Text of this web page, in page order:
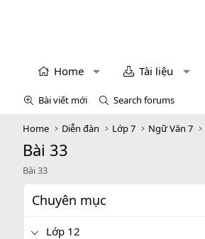
Home Tài liệu
Bài viết mới Search forums
Home Diễn đàn Lớp 7 Ngữ Văn 7
Bài 33
Bài 33
Chuyên mục
Lớp 12